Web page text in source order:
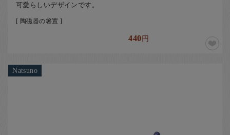
可愛らしいデザインです。
[ 陶磁器の箸置 ]
440円
Natsuno